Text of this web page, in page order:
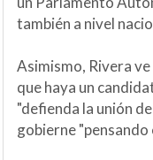
también a nivel
Asimismo, Rivera
que haya un
"defienda la unión
gobierne